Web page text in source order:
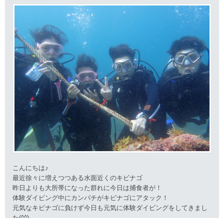
こんにちは♪
最近徐々に増えつつある水面近くのキビナゴ
昨日よりも大所帯になった群れに今日は捕食者が！
体験ダイビング中にカンパチがキビナゴにアタック！
元気なキビナゴに負けず今日も元気に体験ダイビングをしてきまし